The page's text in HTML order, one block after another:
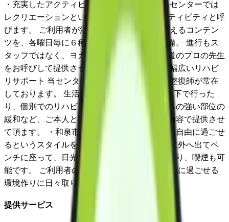
・充実したアクティビティのラインナップ 当センターでは
レクリエーションという言葉は使わず、アクティビティと呼
びます。 ご利用者が活動的に参加したいと思えるコンテン
ツを、各曜日毎に６種類のラインナップを準備。 進行もス
タッフではなく、ヨガやフラダンス等、その道のプロの先生
をお呼びして提供させて頂いております。 ・幅広いリハビ
リサポート 当センターは、作業療法士と柔道整復師が常在
しております。 生活動作の改善を目的に5名以下で行った
り、個別でのリハビリを行う他、お身体の痛みの強い部位の
緩和など、ご本人と話し合った内容を幅広い内容で提供させ
て頂ます。 ・和泉市で1番自由なデイサービス 自由に過ごせ
るというスタイルを大切にしています。 自由に外へ出てベ
ンチに座って、日光を浴びながら世間話をしたり、喫煙も可
能です。 ご利用者の文化性を大切にし、開放的に過ごせる
環境作りに日々取り組んでいます。
提供サービス